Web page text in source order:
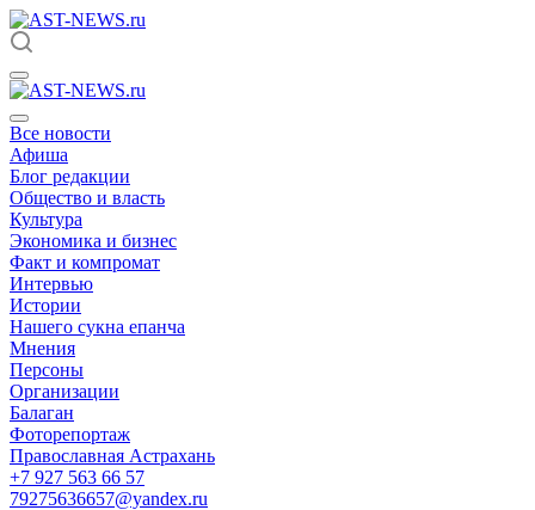
Все новости
Афиша
Блог редакции
Общество и власть
Культура
Экономика и бизнес
Факт и компромат
Интервью
Истории
Нашего сукна епанча
Мнения
Персоны
Организации
Балаган
Фоторепортаж
Православная Астрахань
+7 927 563 66 57
79275636657@yandex.ru